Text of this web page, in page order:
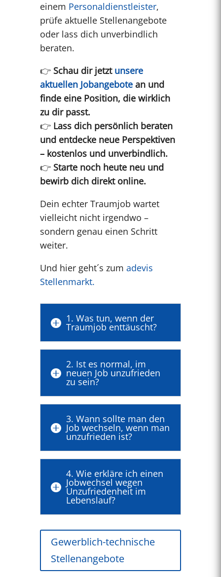
einem Personaldienstleister,
prüfe aktuelle Stellenangebote
oder lass dich unverbindlich
beraten.
👉 Schau dir jetzt unsere
aktuellen Jobangebotean und
finde eine Position, die wirklich
zu dir passt.
👉 Lass dich persönlich beraten
und entdecke neue Perspektiven
– kostenlos und unverbindlich.
👉 Starte noch heute neu und
bewirb dich direkt online.
Dein echter Traumjob wartet
vielleicht nicht irgendwo –
sondern genau einen Schritt
weiter.
Und hier geht´s zum adevis
Stellenmarkt.
 1. Was tun, wenn der
Traumjob enttäuscht?

2. Ist es normal, im
neuen Job unzufrieden
zu sein?

3. Wann sollte man den
Job wechseln, wenn man
unzufrieden ist?

4. Wie erkläre ich einen
Jobwechsel wegen
Unzufriedenheit im
Lebenslauf?
Gewerblich-technische
Stellenangebote